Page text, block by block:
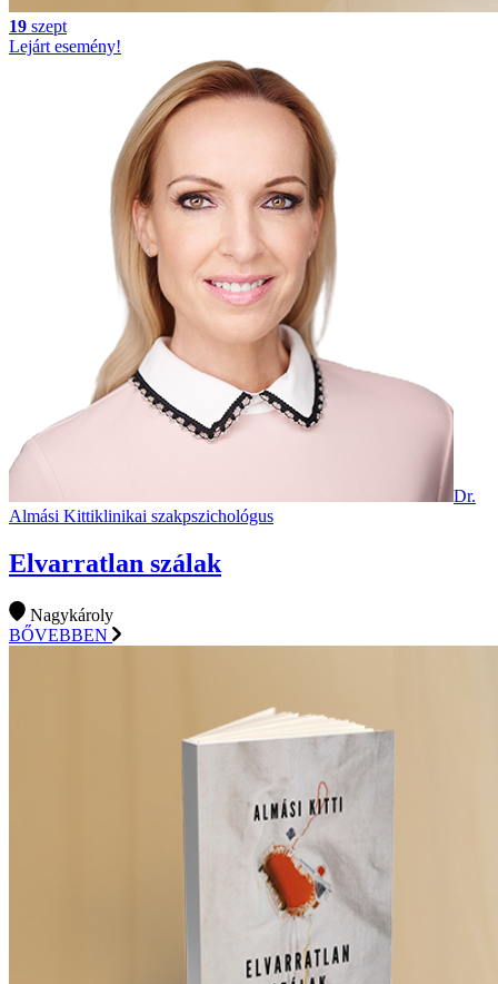
19 szept
Lejárt esemény!
Dr.
Almási Kittiklinikai szakpszichológus
Elvarratlan szálak
Nagykároly
BŐVEBBEN